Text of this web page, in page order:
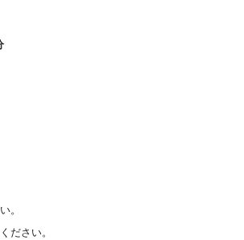
。
ださい。